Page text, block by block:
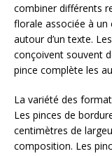
combiner différents
florale associée à
autour d’un texte.
conçoivent souvent
pince complète les
La variété des
Les pinces de
centimètres de
composition. Les